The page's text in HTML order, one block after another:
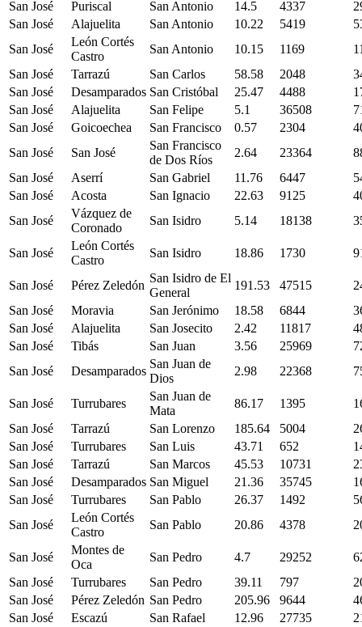
San José Puriscal San Antonio 14.5 4337
San José
Alajuelita San Antonio 10.22 5419
San José
León Cortés
Castro
San Antonio 10.15 1169
San José
Tarrazú San Carlos 58.58 2048
San José
Desamparados San Cristóbal 25.47 4488
San José
Alajuelita San Felipe 5.1 36508
San José
Goicoechea San Francisco 0.57 2304
San José
San José
San Francisco
de Dos Ríos
2.64 23364
San José
Aserrí San Gabriel 11.76 6447
San José
Acosta San Ignacio 22.63 9125
San José
Vázquez de
Coronado
San Isidro 5.14 18138
San José
León Cortés
Castro
San Isidro 18.86 1730
San José Pérez Zeledón
San Isidro de El
General
191.53 47515
San José
Moravia San Jerónimo 18.58 6844
San José
Alajuelita San Josecito 2.42 11817
San José
Tibás San Juan 3.56 25969
San José
Desamparados
San Juan de
Dios
2.98 22368
San José Turrubares
San Juan de
Mata
86.17 1395
San José
Tarrazú San Lorenzo 185.64 5004
San José
Turrubares San Luis 43.71 652
San José
Tarrazú San Marcos 45.53 10731
San José
Desamparados San Miguel 21.36 35745
San José
Turrubares San Pablo 26.37 1492
San José
León Cortés
Castro
San Pablo 20.86 4378
San José
Montes de
Oca
San Pedro 4.7 29252
San José
Turrubares San Pedro 39.11 797
San José
Pérez Zeledón San Pedro 205.96 9644
San José
Escazú San Rafael 12.96 27735